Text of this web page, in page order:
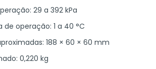
29 a 392 kPa
operação: 1 a 40 °C
188 × 60 × 60 mm
0,220 kg